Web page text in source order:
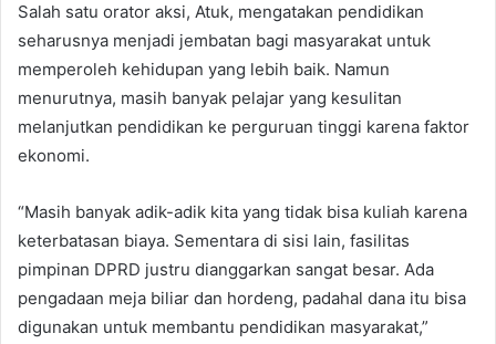
Salah satu orator aksi, Atuk, mengatakan pendidikan
seharusnya menjadi jembatan bagi masyarakat untuk
memperoleh kehidupan yang lebih baik. Namun
menurutnya, masih banyak pelajar yang kesulitan
melanjutkan pendidikan ke perguruan tinggi karena faktor
ekonomi.
“Masih banyak adik-adik kita yang tidak bisa kuliah karena
keterbatasan biaya. Sementara di sisi lain, fasilitas
pimpinan DPRD justru dianggarkan sangat besar. Ada
pengadaan meja biliar dan hordeng, padahal dana itu bisa
digunakan untuk membantu pendidikan masyarakat,”